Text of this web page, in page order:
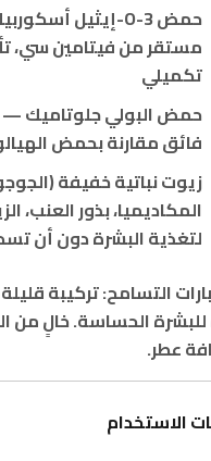
حمض 3-O-إيثيل أسكوربيك
مستقر من فيتامين سي،
تكميلي
حمض البولي جلوتاميك—
فائق مقارنة بحمض
زيوت نباتية خفيفة
المكاديميا، بذور العنب،
لتغذية البشرة دون أن
التسامح:تركيبة
الحساسة.خالٍ من
عطر.
الاستخدام